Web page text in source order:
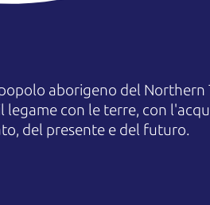
aborigeno del
con le terre, con
del presente e del futuro.